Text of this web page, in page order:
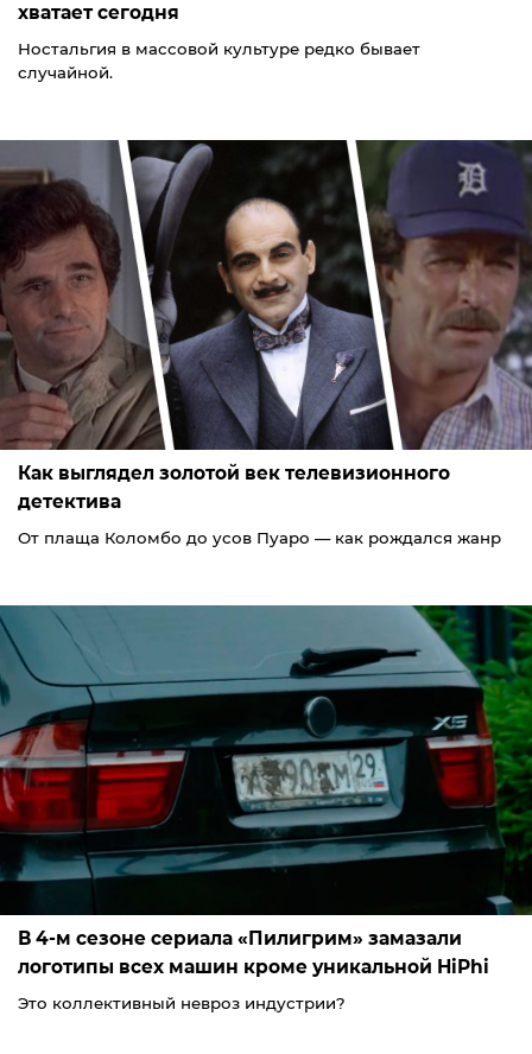
хватает сегодня
Ностальгия в массовой культуре редко бывает
случайной.
Как выглядел золотой век телевизионного
детектива
От плаща Коломбо до усов Пуаро — как рождался жанр
В 4-м сезоне сериала «Пилигрим» замазали
логотипы всех машин кроме уникальной HiPhi
Это коллективный невроз индустрии?